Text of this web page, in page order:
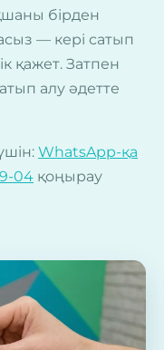
бірден
— кері сатып
қажет. Затпен
алу әдетте
WhatsApp-қа
04 қоңырау